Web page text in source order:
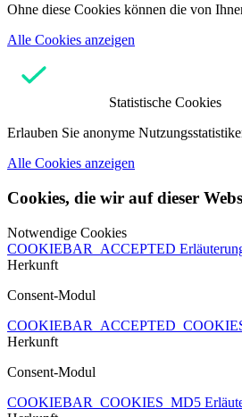
Ohne diese Cookies können die von
Alle Cookies anzeigen
Statistische Cookies
Erlauben Sie anonyme
Alle Cookies anzeigen
Cookies, die wir auf dieser
Notwendige Cookies
COOKIEBAR_ACCEPTED
Herkunft
Consent-Modul
Herkunft
Consent-Modul
COOKIEBAR_COOKIES_MD5